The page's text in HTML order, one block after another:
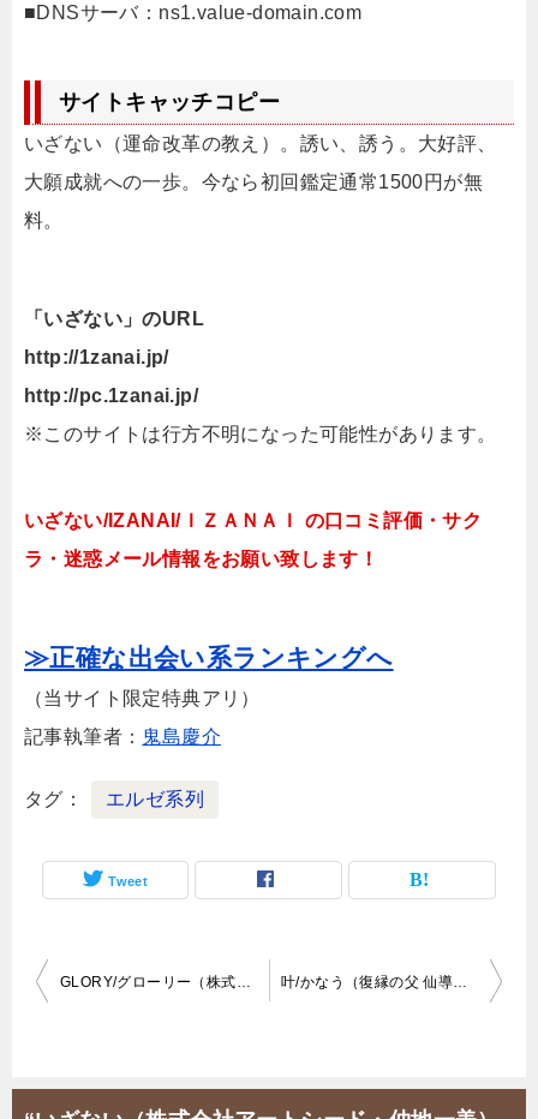
■DNSサーバ：ns1.value-domain.com
サイトキャッチコピー
いざない（運命改革の教え）。誘い、誘う。大好評、
大願成就への一歩。今なら初回鑑定通常1500円が無
料。
「いざない」のURL
http://1zanai.jp/
http://pc.1zanai.jp/
※このサイトは行方不明になった可能性があります。
いざない/IZANAI/ＩＺＡＮＡＩ の口コミ評価・サク
ラ・迷惑メール情報をお願い致します！
≫正確な出会い系ランキングへ
（当サイト限定特典アリ）
記事執筆者： 鬼島慶介
タグ エルゼ系列
Tweet
投
ビ